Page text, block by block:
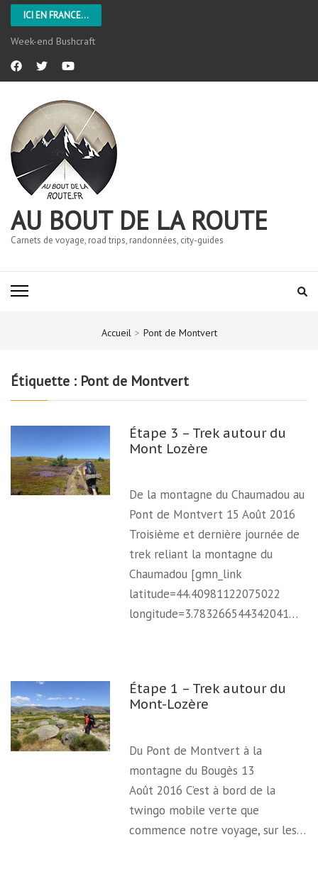
ICI EN FRANCE...
Week-end Bushcraft
AU BOUT DE LA ROUTE
Carnets de voyage, road trips, randonnées, city-guides
Accueil > Pont de Montvert
Étiquette : Pont de Montvert
Étape 3 – Trek autour du
Mont Lozère
De la montagne du Chaumadou au
Pont de Montvert 15 Août 2016
Troisième et dernière journée de
trek reliant la montagne du
Chaumadou [gmn_link
latitude=44.40981122075022
longitude=3.783266544342041…
Étape 1 – Trek autour du
Mont-Lozère
Du Pont de Montvert à la
montagne du Bougès 13
Août 2016 C’est à bord de la
twingo mobile verte que
commence notre voyage, sur les…